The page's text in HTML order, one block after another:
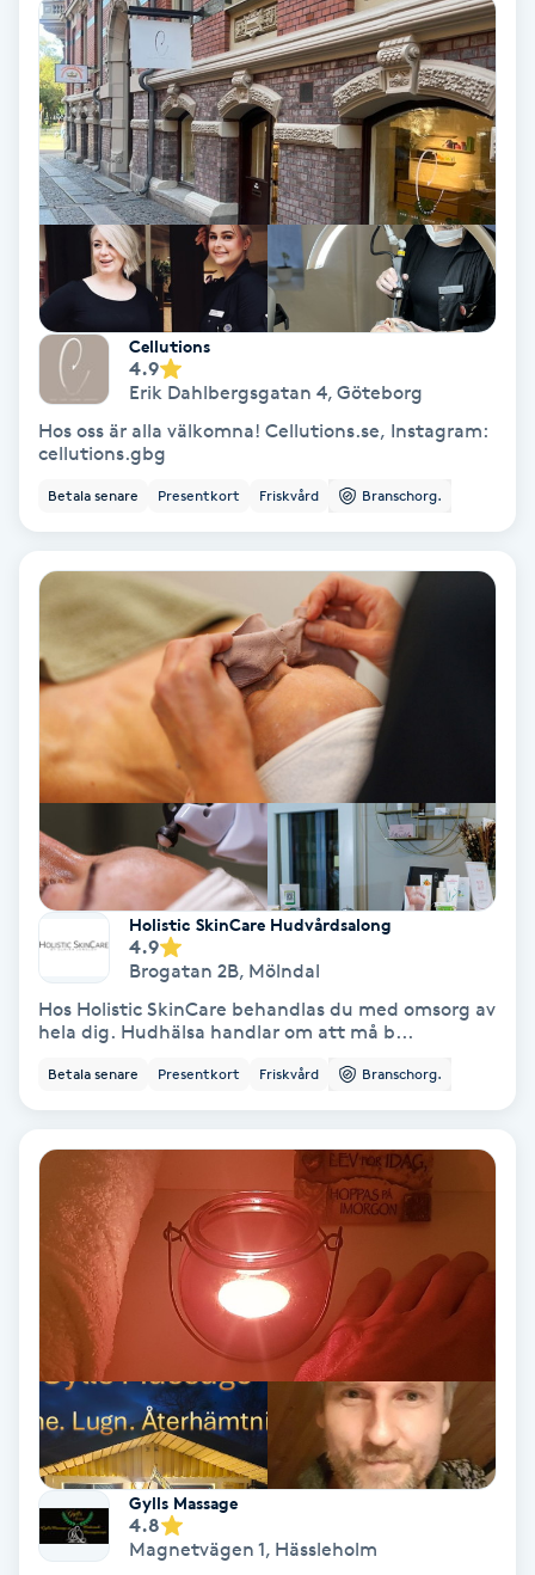
Ansiktsbehandling djuprengörande
Babylights
Balayage
Bambumassage
Barber
Barnklippning
BIAB
Bottenfärg
Brynformning
Brynfärgning
Brynplockning
Bröllopsuppsättning
Celluliter
Coachning
Color correction
Cryoterapi
Damklippning
Dermapen
Diamantslipning
Enzympeeling
Extensions
Cellutions
4.9
Erik Dahlbergsgatan 4, Göteborg
Hos oss är alla välkomna! Cellutions.se, Instagram:
cellutions.gbg
Betala senare Presentkort Friskvård Branschorg.
Holistic SkinCare Hudvårdsalong
4.9
Brogatan 2B, Mölndal
Hos Holistic SkinCare behandlas du med omsorg av
hela dig. Hudhälsa handlar om att må b...
Betala senare Presentkort Friskvård Branschorg.
Gylls Massage
4.8
Magnetvägen 1, Hässleholm